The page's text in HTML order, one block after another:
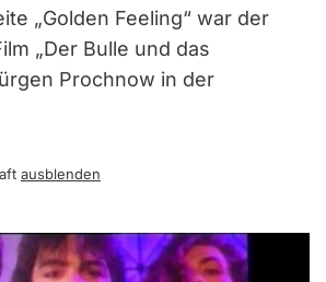
„Golden Feeling“ war der
„Der Bulle und das
Prochnow in der
ausblenden